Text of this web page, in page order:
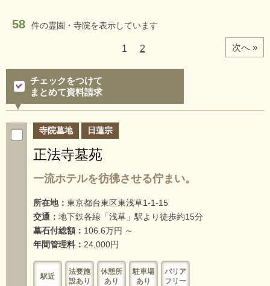
58 件の霊園・寺院を表示しています
1 2 次へ »
チェックをつけて
まとめて資料請求
寺院墓地 日蓮宗
正法寺墓苑
一流ホテルを彷彿させる佇まい。
所在地： 東京都台東区東浅草1-1-15
交通： 地下鉄各線「浅草」駅より徒歩約15分
墓石付総額： 106.6万円 ～
年間管理料： 24,000円
駅近
法要施
設あり
休憩所
あり
駐車場
あり
バリア
フリー